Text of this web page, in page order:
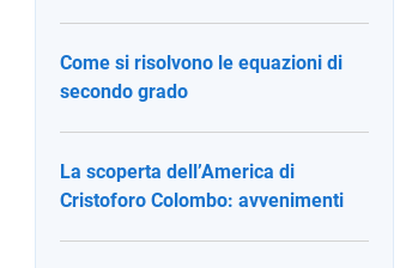
Come si risolvono le equazioni di
secondo grado
La scoperta dell’America di
Cristoforo Colombo: avvenimenti